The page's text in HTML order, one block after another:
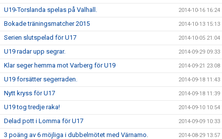
U19-Torslanda spelas på Valhall. 2014-10-16 16:24
Bokade träningsmatcher 2015 2014-10-13 15:13
Serien slutspelad för U17 2014-10-05 21:04
U19 radar upp segrar. 2014-09-29 09:33
Klar seger hemma mot Varberg för U19 2014-09-21 23:08
U19 forsätter segerraden. 2014-09-18 11:43
Nytt kryss för U17 2014-09-18 11:39
U19 tog tredje raka! 2014-09-10 10:54
Delad pott i Lomma för U17 2014-09-09 10:33
3 poäng av 6 möjliga i dubbelmötet med Värnamo. 2014-08-29 13:57